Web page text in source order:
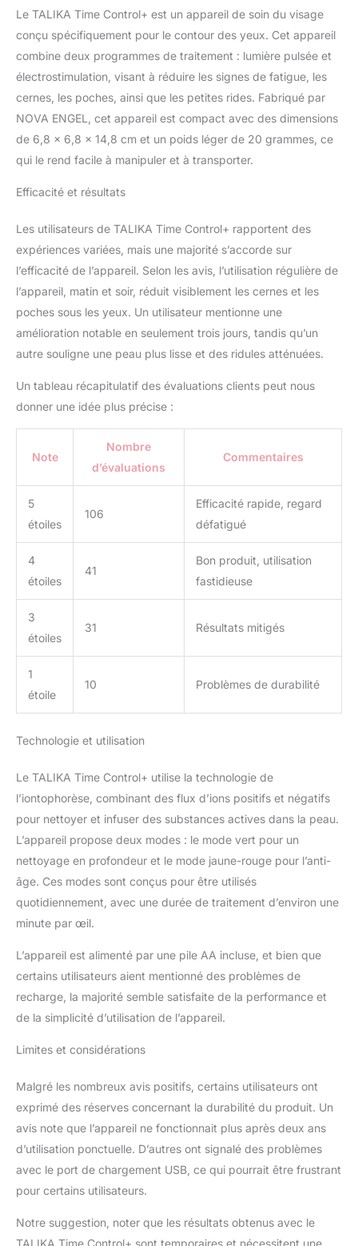
d’électrostimulation,
Time Control + est
résolument en avance
sur son temps. Breveté, il
le marché et est l'allié de
toutes les femmes qui
rêvent d’un regard
défatigué, libéré des
Time Control +, la peau
retrouve sa tonicité, les
rides s'estompent, les
cernes et les poches
disparaissent : votre
regard est visiblement
chrono. La tête
triangulaire de l'appareil
le creux interne des
cernes pour encore plus
(antirides, raffermissant,
anti-inflammaging) est
« détox » (anticernes,
anti-poches,
éclaircissant). PLUS
D'INNOVATION : Pour la
première fois, un
courants imperceptibles
d’ondes
complémentaires issues
électrode plaquée or
d’électrostimulation
suisse est simple, sûre et
efficace, adaptée à un
CONSEILS
D’UTILISATION : Simple
d’utilisation et
ergonomique, Time
préalablement nettoyée
ou après l’application
d’un soin (pénétration du
soin boostée par la
de l’œil, un soin rapide et
simple. TALIKA, EXPERT
DU REGARD : Depuis
1948, Talika offre des
soins spécialistes cils et
regard, puis plus
jusqu’à l’électro-beauté.
Le TALIKA Time Control+ est un appareil de soin du visage
conçu spécifiquement pour le contour des yeux. Cet appareil
combine deux programmes de traitement : lumière pulsée et
électrostimulation, visant à réduire les signes de fatigue, les
cernes, les poches, ainsi que les petites rides. Fabriqué par
NOVA ENGEL, cet appareil est compact avec des dimensions
de 6,8 x 6,8 x 14,8 cm et un poids léger de 20 grammes, ce
qui le rend facile à manipuler et à transporter.
Efficacité et résultats
Les utilisateurs de TALIKA Time Control+ rapportent des
expériences variées, mais une majorité s’accorde sur
l’efficacité de l’appareil. Selon les avis, l’utilisation régulière de
l’appareil, matin et soir, réduit visiblement les cernes et les
poches sous les yeux. Un utilisateur mentionne une
amélioration notable en seulement trois jours, tandis qu’un
autre souligne une peau plus lisse et des ridules atténuées.
Un tableau récapitulatif des évaluations clients peut nous
donner une idée plus précise :
Note
Nombre
d’évaluations
Commentaires
5
étoiles
106
Efficacité rapide, regard
défatigué
4
étoiles
41
Bon produit, utilisation
fastidieuse
3
étoiles
31 Résultats mitigés
1
étoile
10 Problèmes de durabilité
Technologie et utilisation
Le TALIKA Time Control+ utilise la technologie de
l’iontophorèse, combinant des flux d’ions positifs et négatifs
pour nettoyer et infuser des substances actives dans la peau.
L’appareil propose deux modes : le mode vert pour un
nettoyage en profondeur et le mode jaune-rouge pour l’anti-
âge. Ces modes sont conçus pour être utilisés
quotidiennement, avec une durée de traitement d’environ une
minute par œil.
L’appareil est alimenté par une pile AA incluse, et bien que
certains utilisateurs aient mentionné des problèmes de
recharge, la majorité semble satisfaite de la performance et
de la simplicité d’utilisation de l’appareil.
Limites et considérations
Malgré les nombreux avis positifs, certains utilisateurs ont
exprimé des réserves concernant la durabilité du produit. Un
avis note que l’appareil ne fonctionnait plus après deux ans
d’utilisation ponctuelle. D’autres ont signalé des problèmes
avec le port de chargement USB, ce qui pourrait être frustrant
pour certains utilisateurs.
Notre suggestion, noter que les résultats obtenus avec le